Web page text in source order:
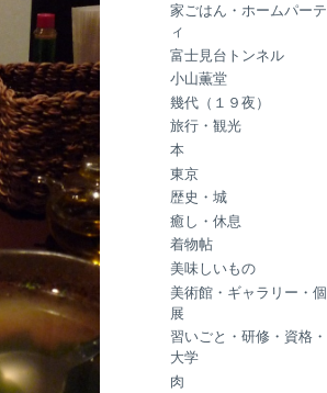
家ごはん・ホームパーテ
ィ
富士見台トンネル
小山薫堂
幾代（１９夜）
旅行・観光
本
東京
歴史・城
癒し・休息
着物帖
美味しいもの
美術館・ギャラリー・個
展
習いごと・研修・資格・
大学
肉